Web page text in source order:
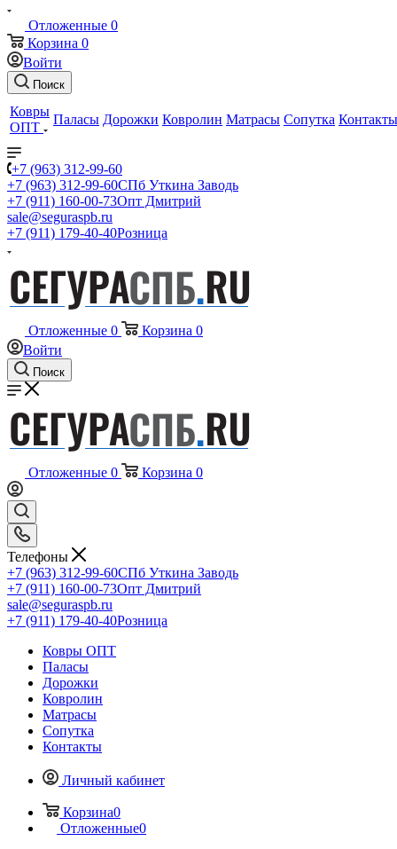
Отложенные 0
Корзина 0
Войти
Поиск
Ковры
ОПТ
Паласы Дорожки Ковролин Матрасы Сопутка Контакты
+7 (963) 312-99-60
+7 (963) 312-99-60СПб Уткина Заводь
+7 (911) 160-00-73Опт Дмитрий
sale@seguraspb.ru
+7 (911) 179-40-40Розница
Отложенные 0 Корзина 0
Войти
Поиск
Отложенные 0 Корзина 0
Телефоны
+7 (963) 312-99-60СПб Уткина Заводь
+7 (911) 160-00-73Опт Дмитрий
sale@seguraspb.ru
+7 (911) 179-40-40Розница
Ковры ОПТ
Паласы
Дорожки
Ковролин
Матрасы
Сопутка
Контакты
Личный кабинет
Корзина0
Отложенные0